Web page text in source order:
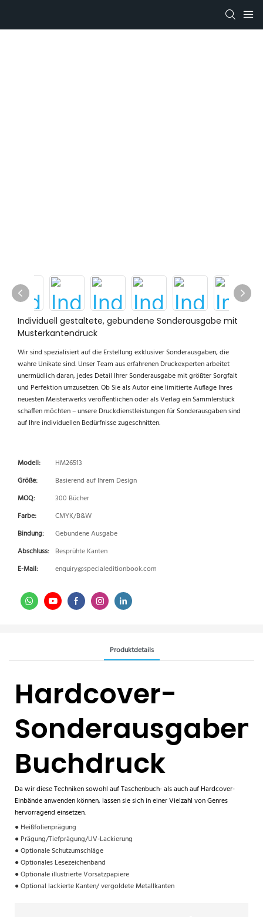
Individuell gestaltete, gebundene Sonderausgabe mit
Musterkantendruck
Wir sind spezialisiert auf die Erstellung exklusiver Sonderausgaben, die
wahre Unikate sind. Unser Team aus erfahrenen Druckexperten arbeitet
unermüdlich daran, jedes Detail Ihrer Sonderausgabe mit größter Sorgfalt
und Perfektion umzusetzen. Ob Sie als Autor eine limitierte Auflage Ihres
neuesten Meisterwerks veröffentlichen oder als Verlag ein Sammlerstück
schaffen möchten – unsere Druckdienstleistungen für Sonderausgaben sind
auf Ihre individuellen Bedürfnisse zugeschnitten.
Modell:
HM26513
Größe:
Basierend auf Ihrem Design
MOQ:
300 Bücher
Farbe:
CMYK/B&W
Bindung:
Gebundene Ausgabe
Abschluss: Besprühte Kanten
E-Mail:
enquiry@specialeditionbook.com
Produktdetails
Hardcover-
Sonderausgaben
Buchdruck
Da wir diese Techniken sowohl auf Taschenbuch- als auch auf Hardcover-
Einbände anwenden können, lassen sie sich in einer Vielzahl von Genres
hervorragend einsetzen.
● Heißfolienprägung
● Prägung/Tiefprägung/UV-Lackierung
●Optionale Schutzumschläge
●Optionales Lesezeichenband
●Optionale illustrierte Vorsatzpapiere
●Optional lackierte Kanten/vergoldete Metallkanten